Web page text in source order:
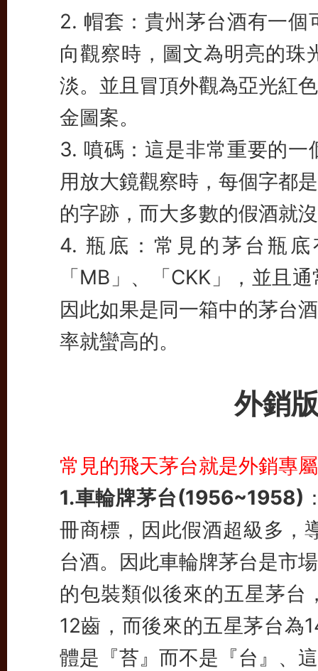
2. 帽套：貴州茅台酒有一
向觀察時，圖文為明亮的珠
淡。並且冒頂外觀為亞光紅
金圖案。
3. 噴碼：這是非常重要的
用放大鏡觀察時，每個字都
的字跡，而大多數的假酒就
4. 瓶底：常見的茅台瓶
「MB」、「CKK」，並且
因此如果是同一箱中的茅台
率就蠻高的。
外銷
常見的飛天茅台就是外銷專
1.車輪牌茅台(1956~1958)
冊商標，因此假酒超級多，
台酒。因此車輪牌茅台是市
的包裝類似後來的五星茅台
12齒，而後來的五星茅台為
體是『苔』而不是『台』、